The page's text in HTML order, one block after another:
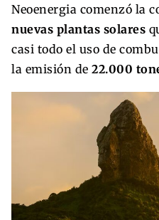
Neoenergia comenzó la
nuevas plantas solares
casi todo el uso de
la emisión de 22.000